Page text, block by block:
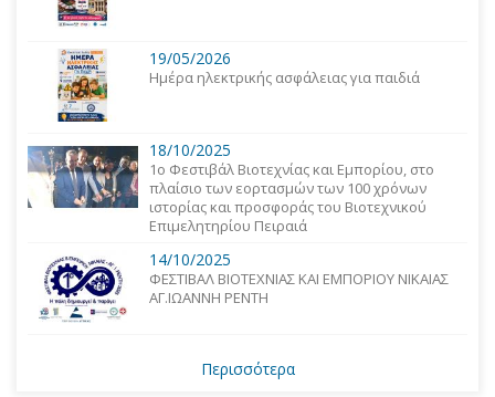
19/05/2026
Ημέρα ηλεκτρικής ασφάλειας για παιδιά
18/10/2025
1o Φεστιβάλ Βιοτεχνίας και Εμπορίου, στο
πλαίσιο των εορτασμών των 100 χρόνων
ιστορίας και προσφοράς του Βιοτεχνικού
Επιμελητηρίου Πειραιά
14/10/2025
ΦΕΣΤΙΒΑΛ ΒΙΟΤΕΧΝΙΑΣ ΚΑΙ ΕΜΠΟΡΙΟΥ ΝΙΚΑΙΑΣ
ΑΓ.ΙΩΑΝΝΗ ΡΕΝΤΗ
Περισσότερα